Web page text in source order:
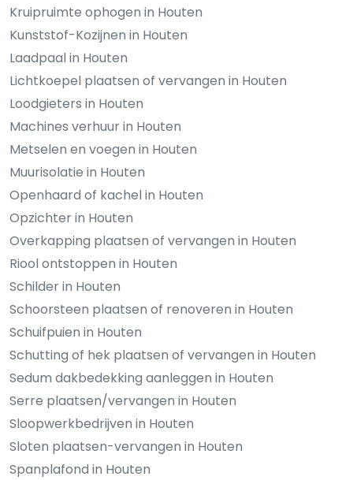
Kruipruimte ophogen in Houten
Kunststof-Kozijnen in Houten
Laadpaal in Houten
Lichtkoepel plaatsen of vervangen in Houten
Loodgieters in Houten
Machines verhuur in Houten
Metselen en voegen in Houten
Muurisolatie in Houten
Openhaard of kachel in Houten
Opzichter in Houten
Overkapping plaatsen of vervangen in Houten
Riool ontstoppen in Houten
Schilder in Houten
Schoorsteen plaatsen of renoveren in Houten
Schuifpuien in Houten
Schutting of hek plaatsen of vervangen in Houten
Sedum dakbedekking aanleggen in Houten
Serre plaatsen/vervangen in Houten
Sloopwerkbedrijven in Houten
Sloten plaatsen-vervangen in Houten
Spanplafond in Houten